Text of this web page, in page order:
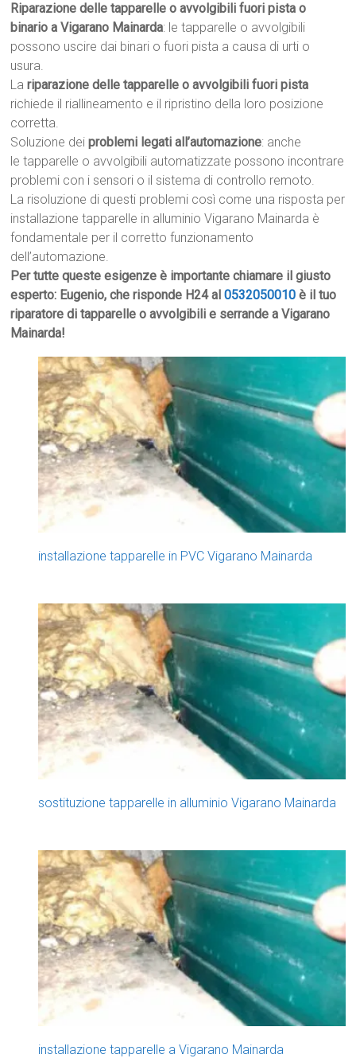
Riparazione delle tapparelle o avvolgibili fuori pista o
binario a Vigarano Mainarda: le tapparelle o avvolgibili
possono uscire dai binari o fuori pista a causa di urti o
usura.
Lariparazione delle tapparelle o avvolgibili fuori pista
richiede il riallineamento e il ripristino della loro posizione
corretta.
Soluzione deiproblemi legati all’automazione: anche
le tapparelle o avvolgibili automatizzate possono incontrare
problemi con i sensori o il sistema di controllo remoto.
La risoluzione di questi problemi così come una risposta per
installazione tapparelle in alluminio Vigarano Mainarda è
fondamentale per il corretto funzionamento
dell’automazione.
Per tutte queste esigenze è importante chiamare il giusto
esperto: Eugenio, che risponde H24 al0532050010 è il tuo
riparatore di tapparelle o avvolgibili e serrande a Vigarano
Mainarda!
installazione tapparelle in PVC Vigarano Mainarda
sostituzione tapparelle in alluminio Vigarano Mainarda
installazione tapparelle a Vigarano Mainarda